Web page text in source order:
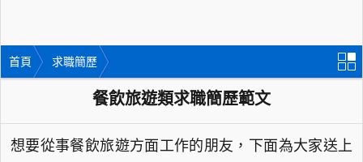
首頁 求職簡歷
餐飲旅遊類求職簡歷範文
想要從事餐飲旅遊方面工作的朋友，下面為大家送上